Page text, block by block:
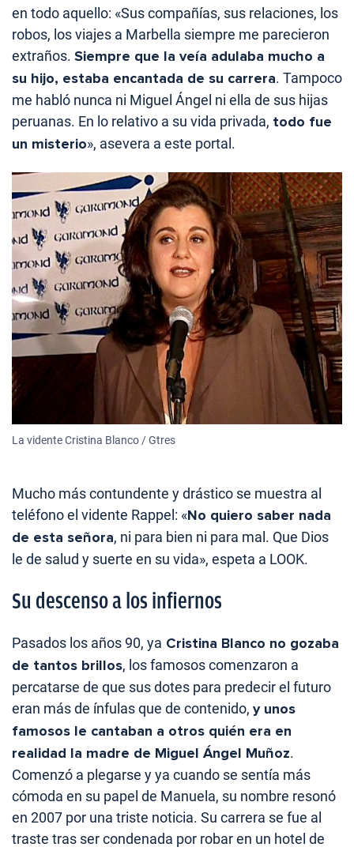
en todo aquello: «Sus compañías, sus relaciones, los
robos, los viajes a Marbella siempre me parecieron
extraños. Siempre que la veía adulaba mucho a
su hijo, estaba encantada de su carrera. Tampoco
me habló nunca ni Miguel Ángel ni ella de sus hijas
peruanas. En lo relativo a su vida privada, todo fue
un misterio», asevera a este portal.
La vidente Cristina Blanco / Gtres
Mucho más contundente y drástico se muestra al
teléfono el vidente Rappel: «No quiero saber nada
de esta señora, ni para bien ni para mal. Que Dios
le de salud y suerte en su vida», espeta a LOOK.
Su descenso a los infiernos
Pasados los años 90, ya Cristina Blanco no gozaba
de tantos brillos, los famosos comenzaron a
percatarse de que sus dotes para predecir el futuro
eran más de ínfulas que de contenido, y unos
famosos le cantaban a otros quién era en
realidad la madre de Miguel Ángel Muñoz.
Comenzó a plegarse y ya cuando se sentía más
cómoda en su papel de Manuela, su nombre resonó
en 2007 por una triste noticia. Su carrera se fue al
traste tras ser condenada por robar en un hotel de